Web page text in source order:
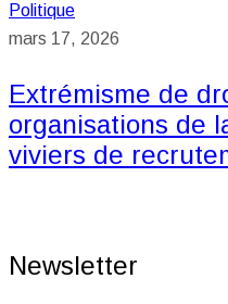
Politique
mars 17, 2026
Extrémisme de
organisations de
viviers de
Newsletter